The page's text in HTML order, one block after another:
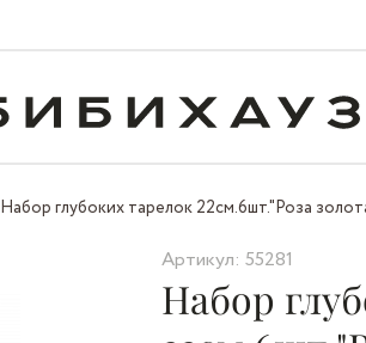
Набор глубоких тарелок 22см.6шт."Роза
Артикул: 55281
Набор